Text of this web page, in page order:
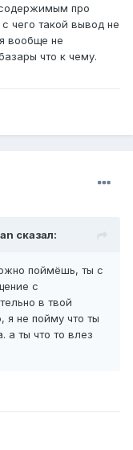
про
чего такой вывод не
вообще не
что к чему.
сказал:
поймёшь, ты с
с
в твой
я не пойму что ты
а ты что то влез